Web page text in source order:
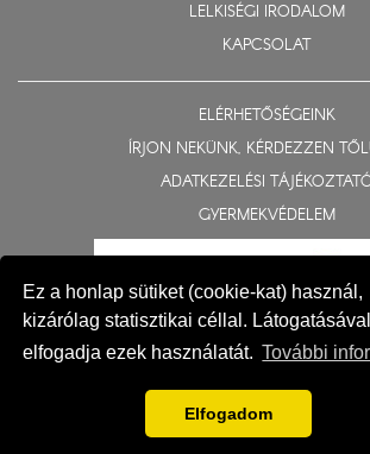
Ez a honlap sütiket (cookie-kat) használ,
kizárólag statisztikai céllal.
elfogadja ezek használatát. További
Elfogadom
LELKISÉGI IRODALOM
KAPCSOLAT
ELÉRHETŐSÉGEINK
ÍRJON NEKÜNK, KÉRDEZZEN
ADATKEZELÉSI
GYERMEKVÉDELEM
Impresszum